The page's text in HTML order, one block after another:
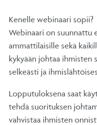
Kenelle webinaari sopii?
Webinaari on suunnattu
ammattilaisille sekä
kykyään johtaa
selkeästi ja
Lopputuloksena saat
tehdä suorituksen
vahvistaa ihmisten